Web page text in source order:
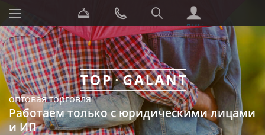
оптовая торговля
Работаем только с юридическими лицами
и ИП
СЕРВИС
ЗАКАЗАТЬ
ЗВОНОК
ПОИСК
ЛИЧНЫЙ
КАБИНЕТ